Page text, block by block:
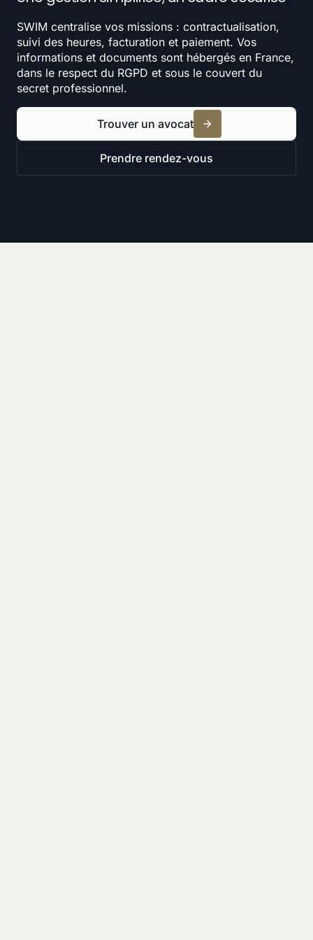
SWIM centralise vos missions : contractualisation,
suivi des heures, facturation et paiement. Vos
informations et documents sont hébergés en France,
dans le respect du RGPD et sous le couvert du
secret professionnel.
Trouver un avocat
Prendre rendez-vous